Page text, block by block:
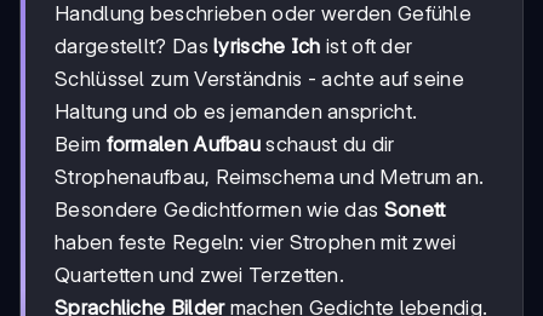
Handlung beschrieben oder werden Gefühle
dargestellt? Daslyrische Ich ist oft der
Schlüssel zum Verständnis - achte auf seine
Haltung und ob es jemanden anspricht.
Beim formalen Aufbau schaust du dir
Strophenaufbau, Reimschema und Metrum an.
Besondere Gedichtformen wie das Sonett
haben feste Regeln: vier Strophen mit zwei
Quartetten und zwei Terzetten.
Sprachliche Bildermachen Gedichte lebendig.